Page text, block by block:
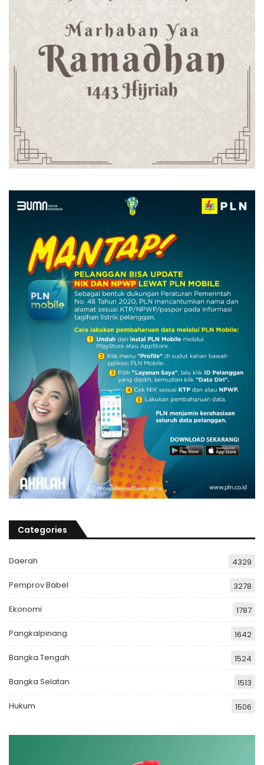
Categories
Daerah 4329
Pemprov Babel 3278
Ekonomi 1787
Pangkalpinang 1642
Bangka Tengah 1524
Bangka Selatan 1513
Hukum 1506